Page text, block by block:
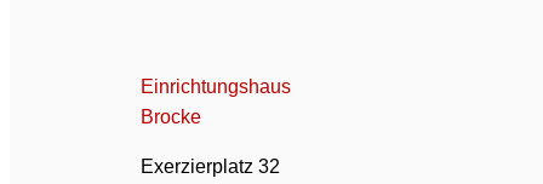
Einrichtungshaus
Brocke
Exerzierplatz 32